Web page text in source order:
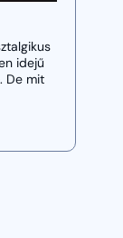
idejű
De mit